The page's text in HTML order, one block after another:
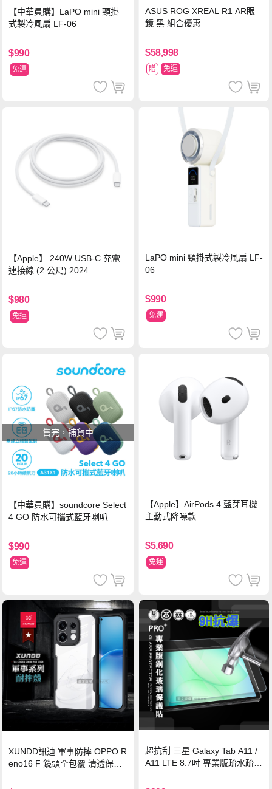
【中華員購】LaPO mini 頸掛
式製冷風扇 LF-06
$990
免運
ASUS ROG XREAL R1 AR眼
鏡 黑 組合優惠
$58,998
贈 免運
【Apple】 240W USB-C 充電
連接線 (2 公尺) 2024
$980
免運
LaPO mini 頸掛式製冷風扇 LF-
06
$990
免運
售完，補貨中
【中華員購】soundcore Select
4 GO 防水可攜式藍牙喇叭
$990
免運
【Apple】AirPods 4 藍芽耳機
主動式降噪款
$5,690
免運
XUNDD訊迪 軍事防摔 OPPO R
eno16 F 鏡頭全包覆 清透保護
超抗刮 三星 Galaxy Tab A11 /
A11 LTE 8.7吋 專業版疏水疏油